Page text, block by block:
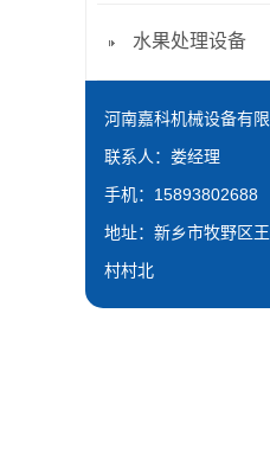
水果处理设备
河南嘉科机械设备有
联系人：娄经理
手机：15893802688
地址：新乡市牧野区
村村北